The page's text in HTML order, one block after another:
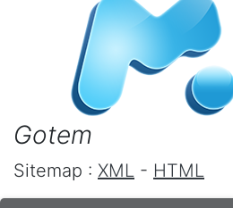
Gotem
Sitemap : XML - HTML